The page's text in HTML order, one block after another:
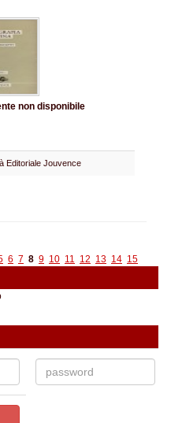
non disponibile
Editoriale Jouvence
6 7 8 9 10 11 12 13 14 15